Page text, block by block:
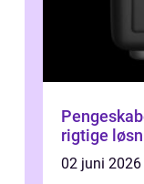
Pengeskabe sådan vælger du
rigtige
02 juni 2026